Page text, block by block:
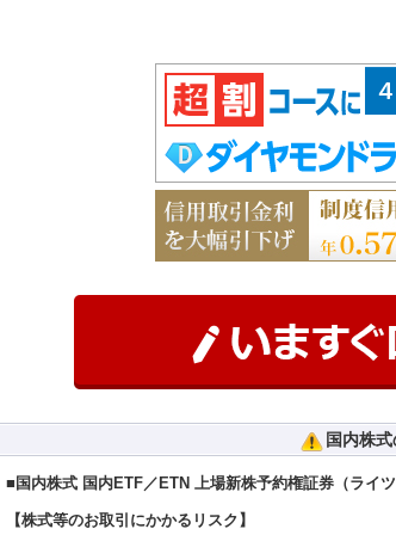
国内株
■国内株式 国内ETF／ETN 上場新株予約権証券（ライツ
【株式等のお取引にかかるリスク】